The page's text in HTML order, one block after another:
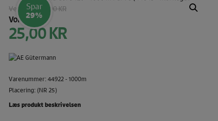
Spar
29%
Vejl. pris:35.00 KR
Vores pris:
Den
oprindelige
var:
35,00 KR.
25,00KR
Den
aktuelle
er:
25,00 KR.
Varenummer: 44922 - 1000m
Placering: (NR 25)
Læs produkt beskrivelsen